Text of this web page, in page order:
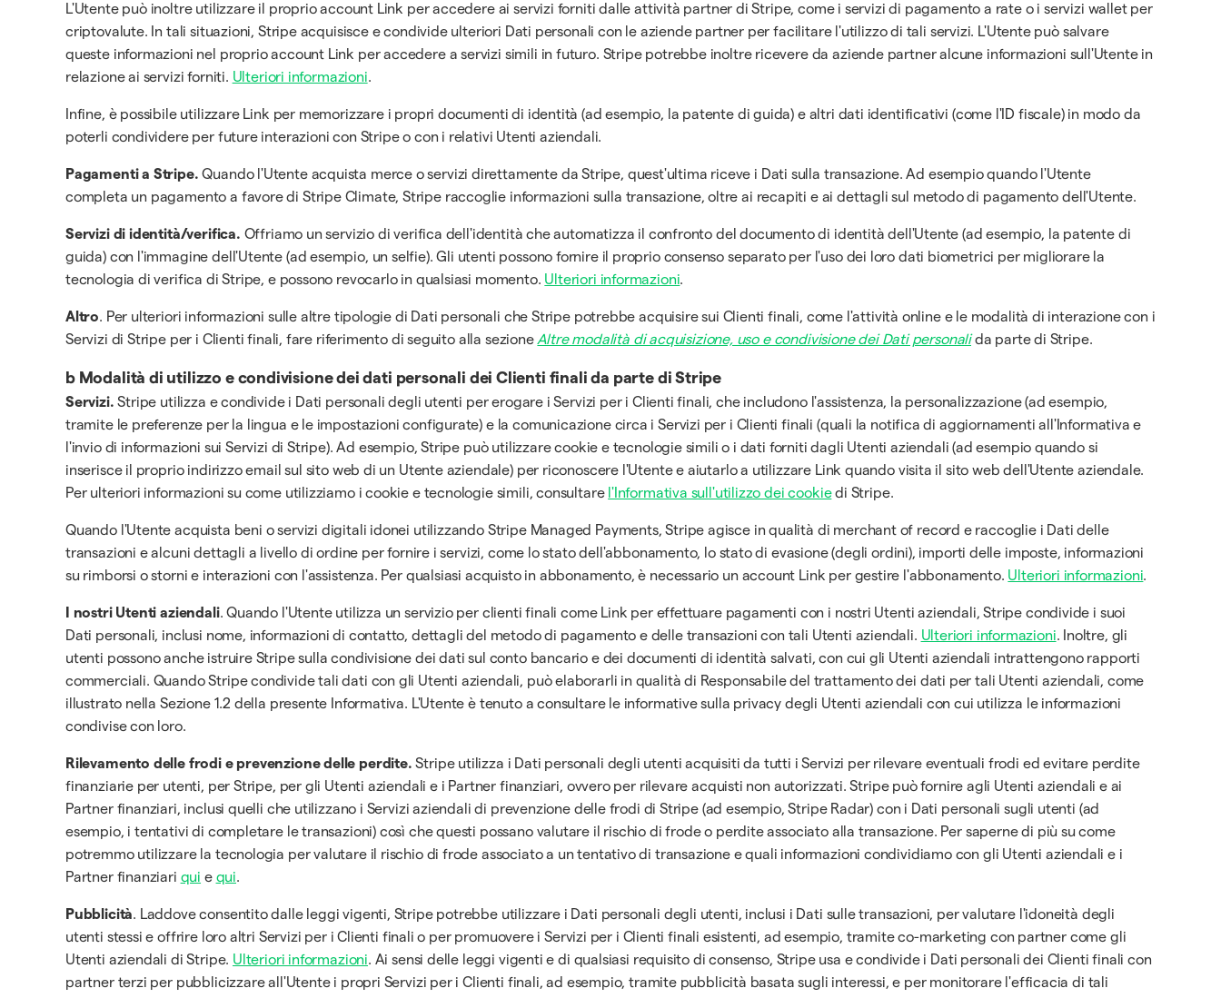
L'Utente può inoltre utilizzare il proprio account Link per accedere ai servizi forniti dalle attività partner di Stripe, come i servizi di pagamento a rate o i servizi wallet per
criptovalute. In tali situazioni, Stripe acquisisce e condivide ulteriori Dati personali con le aziende partner per facilitare l'utilizzo di tali servizi. L'Utente può salvare
queste informazioni nel proprio account Link per accedere a servizi simili in futuro. Stripe potrebbe inoltre ricevere da aziende partner alcune informazioni sull'Utente in
relazione ai servizi forniti. Ulteriori informazioni.
Infine, è possibile utilizzare Link per memorizzare i propri documenti di identità (ad esempio, la patente di guida) e altri dati identificativi (come l'ID fiscale) in modo da
poterli condividere per future interazioni con Stripe o con i relativi Utenti aziendali.
Pagamenti a Stripe. Quando l'Utente acquista merce o servizi direttamente da Stripe, quest'ultima riceve i Dati sulla transazione. Ad esempio quando l'Utente
completa un pagamento a favore di Stripe Climate, Stripe raccoglie informazioni sulla transazione, oltre ai recapiti e ai dettagli sul metodo di pagamento dell'Utente.
Servizi di identità/verifica. Offriamo un servizio di verifica dell'identità che automatizza il confronto del documento di identità dell'Utente (ad esempio, la patente di
guida) con l'immagine dell'Utente (ad esempio, un selfie). Gli utenti possono fornire il proprio consenso separato per l'uso dei loro dati biometrici per migliorare la
tecnologia di verifica di Stripe, e possono revocarlo in qualsiasi momento. Ulteriori informazioni.
Altro. Per ulteriori informazioni sulle altre tipologie di Dati personali che Stripe potrebbe acquisire sui Clienti finali, come l'attività online e le modalità di interazione con i
Servizi di Stripe per i Clienti finali, fare riferimento di seguito alla sezione Altre modalità di acquisizione, uso e condivisione dei Dati personalida parte di Stripe.
b Modalità di utilizzo e condivisione dei dati personali dei Clienti finali da parte di Stripe
Servizi. Stripe utilizza e condivide i Dati personali degli utenti per erogare i Servizi per i Clienti finali, che includono l'assistenza, la personalizzazione (ad esempio,
tramite le preferenze per la lingua e le impostazioni configurate) e la comunicazione circa i Servizi per i Clienti finali (quali la notifica di aggiornamenti all'Informativa e
l'invio di informazioni sui Servizi di Stripe). Ad esempio, Stripe può utilizzare cookie e tecnologie simili o i dati forniti dagli Utenti aziendali (ad esempio quando si
inserisce il proprio indirizzo email sul sito web di un Utente aziendale) per riconoscere l'Utente e aiutarlo a utilizzare Link quando visita il sito web dell'Utente aziendale.
Per ulteriori informazioni su come utilizziamo i cookie e tecnologie simili, consultare l'Informativa sull'utilizzo dei cookiedi Stripe.
Quando l'Utente acquista beni o servizi digitali idonei utilizzando Stripe Managed Payments, Stripe agisce in qualità di merchant of record e raccoglie i Dati delle
transazioni e alcuni dettagli a livello di ordine per fornire i servizi, come lo stato dell'abbonamento, lo stato di evasione (degli ordini), importi delle imposte, informazioni
su rimborsi o storni e interazioni con l'assistenza. Per qualsiasi acquisto in abbonamento, è necessario un account Link per gestire l'abbonamento. Ulteriori informazioni.
I nostri Utenti aziendali. Quando l'Utente utilizza un servizio per clienti finali come Link per effettuare pagamenti con i nostri Utenti aziendali, Stripe condivide i suoi
Dati personali, inclusi nome, informazioni di contatto, dettagli del metodo di pagamento e delle transazioni con tali Utenti aziendali. Ulteriori informazioni. Inoltre, gli
utenti possono anche istruire Stripe sulla condivisione dei dati sul conto bancario e dei documenti di identità salvati, con cui gli Utenti aziendali intrattengono rapporti
commerciali. Quando Stripe condivide tali dati con gli Utenti aziendali, può elaborarli in qualità di Responsabile del trattamento dei dati per tali Utenti aziendali, come
illustrato nella Sezione 1.2 della presente Informativa. L'Utente è tenuto a consultare le informative sulla privacy degli Utenti aziendali con cui utilizza le informazioni
condivise con loro.
Rilevamento delle frodi e prevenzione delle perdite. Stripe utilizza i Dati personali degli utenti acquisiti da tutti i Servizi per rilevare eventuali frodi ed evitare perdite
finanziarie per utenti, per Stripe, per gli Utenti aziendali e i Partner finanziari, ovvero per rilevare acquisti non autorizzati. Stripe può fornire agli Utenti aziendali e ai
Partner finanziari, inclusi quelli che utilizzano i Servizi aziendali di prevenzione delle frodi di Stripe (ad esempio, Stripe Radar) con i Dati personali sugli utenti (ad
esempio, i tentativi di completare le transazioni) così che questi possano valutare il rischio di frode o perdite associato alla transazione. Per saperne di più su come
potremmo utilizzare la tecnologia per valutare il rischio di frode associato a un tentativo di transazione e quali informazioni condividiamo con gli Utenti aziendali e i
Partner finanziari qui e qui.
Pubblicità. Laddove consentito dalle leggi vigenti, Stripe potrebbe utilizzare i Dati personali degli utenti, inclusi i Dati sulle transazioni, per valutare l'idoneità degli
utenti stessi e offrire loro altri Servizi per i Clienti finali o per promuovere i Servizi per i Clienti finali esistenti, ad esempio, tramite co-marketing con partner come gli
Utenti aziendali di Stripe. Ulteriori informazioni. Ai sensi delle leggi vigenti e di qualsiasi requisito di consenso, Stripe usa e condivide i Dati personali dei Clienti finali con
partner terzi per pubblicizzare all'Utente i propri Servizi per i Clienti finali, ad esempio, tramite pubblicità basata sugli interessi, e per monitorare l'efficacia di tali